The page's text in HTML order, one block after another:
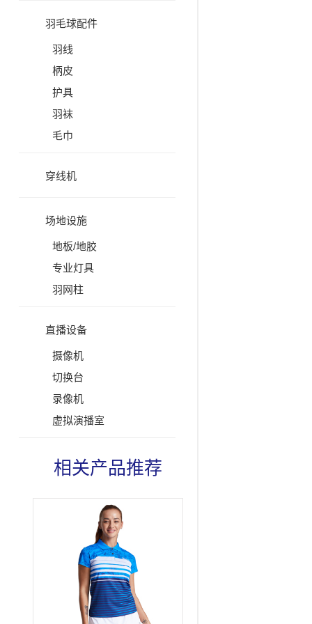
羽毛球配件
羽线
柄皮
护具
羽袜
毛巾
穿线机
场地设施
地板/地胶
专业灯具
羽网柱
直播设备
摄像机
切换台
录像机
虚拟演播室
相关产品推荐